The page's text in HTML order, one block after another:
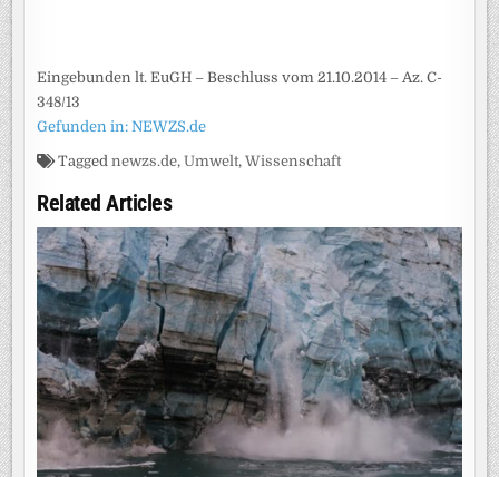
Eingebunden lt. EuGH – Beschluss vom 21.10.2014 – Az. C-
348/13
Gefunden in: NEWZS.de
Taggednewzs.de,Umwelt,Wissenschaft
Related Articles